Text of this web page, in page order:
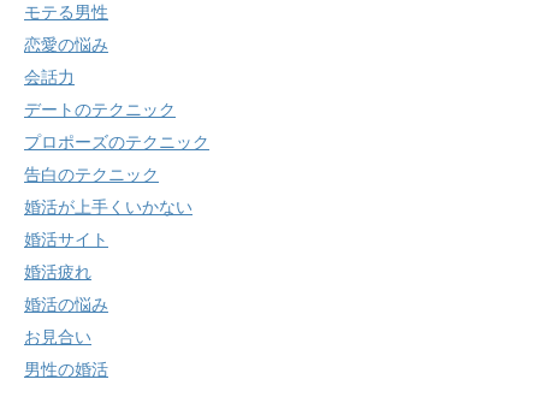
モテる男性
恋愛の悩み
会話力
デートのテクニック
プロポーズのテクニック
告白のテクニック
婚活が上手くいかない
婚活サイト
婚活疲れ
婚活の悩み
お見合い
男性の婚活